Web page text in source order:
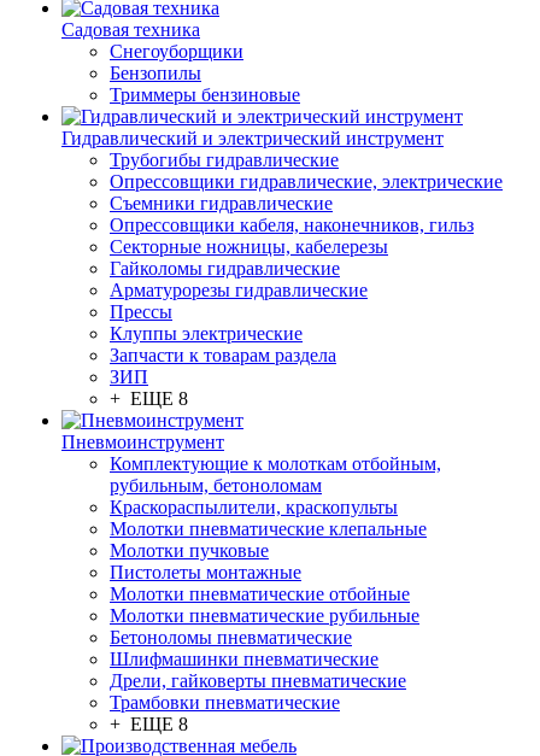
Садовая техника
Снегоуборщики
Бензопилы
Триммеры бензиновые
Гидравлический и электрический инструмент
Трубогибы гидравлические
Опрессовщики гидравлические, электрические
Съемники гидравлические
Опрессовщики кабеля, наконечников, гильз
Секторные ножницы, кабелерезы
Гайколомы гидравлические
Арматурорезы гидравлические
Прессы
Клуппы электрические
Запчасти к товарам раздела
ЗИП
+ ЕЩЕ 8
Пневмоинструмент
Комплектующие к молоткам отбойным,
рубильным, бетоноломам
Краскораспылители, краскопульты
Молотки пневматические клепальные
Молотки пучковые
Пистолеты монтажные
Молотки пневматические отбойные
Молотки пневматические рубильные
Бетоноломы пневматические
Шлифмашинки пневматические
Дрели, гайковерты пневматические
Трамбовки пневматические
+ ЕЩЕ 8